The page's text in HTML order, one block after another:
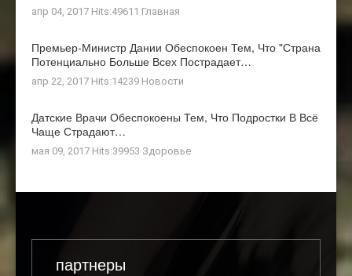
апр 04, 2017 Hits:49611 Главная
Премьер-Министр Дании Обеспокоен Тем, Что "страна
Потенциально Больше Всех Пострадает…
апр 22, 2017 Hits:14239 Новости
Датские Врачи Обеспокоены Тем, Что Подростки В Всё
Чаще Страдают…
мая 09, 2017 Hits:39953 Здоровье
партнеры